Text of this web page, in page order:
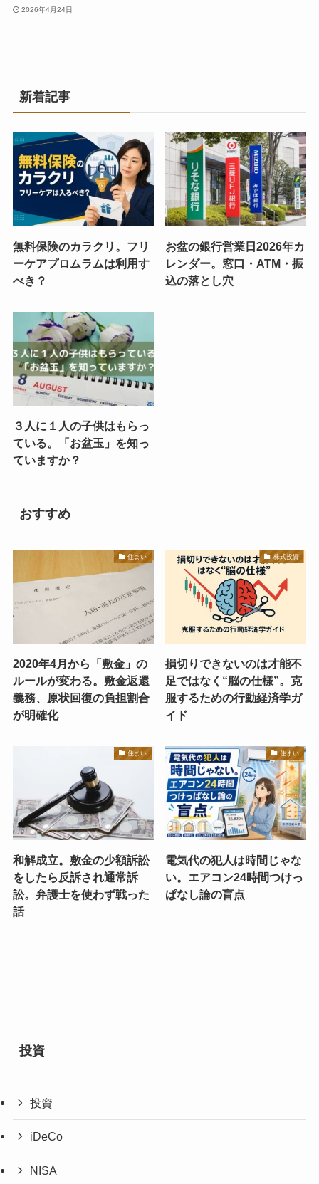
2026年4月24日
新着記事
無料保険のカラクリ。フリ
ーケアプロムラムは利用す
べき？
お盆の銀行営業日2026年カ
レンダー。窓口・ATM・振
込の落とし穴
３人に１人の子供はもらっ
ている。「お盆玉」を知っ
ていますか？
おすすめ
住まい
2020年4月から「敷金」の
ルールが変わる。敷金返還
義務、原状回復の負担割合
が明確化
株式投資
損切りできないのは才能不
足ではなく“脳の仕様”。克
服するための行動経済学ガ
イド
住まい
和解成立。敷金の少額訴訟
をしたら反訴され通常訴
訟。弁護士を使わず戦った
話
住まい
電気代の犯人は時間じゃな
い。エアコン24時間つけっ
ぱなし論の盲点
投資
投資
iDeCo
NISA